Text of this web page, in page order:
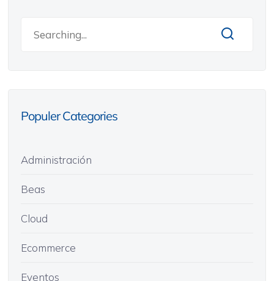
Populer Categories
Administración
Beas
Cloud
Ecommerce
Eventos